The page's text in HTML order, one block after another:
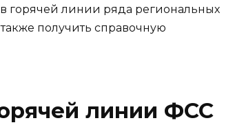
горячей линии ряда региональных
получить справочную
линии ФСС